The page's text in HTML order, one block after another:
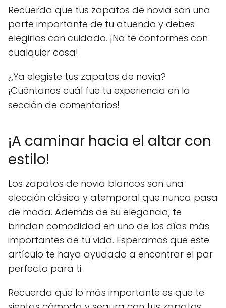
Recuerda que tus zapatos de novia son una
parte importante de tu atuendo y debes
elegirlos con cuidado. ¡No te conformes con
cualquier cosa!
¿Ya elegiste tus zapatos de novia?
¡Cuéntanos cuál fue tu experiencia en la
sección de comentarios!
¡A caminar hacia el altar con
estilo!
Los zapatos de novia blancos son una
elección clásica y atemporal que nunca pasa
de moda. Además de su elegancia, te
brindan comodidad en uno de los días más
importantes de tu vida. Esperamos que este
artículo te haya ayudado a encontrar el par
perfecto para ti.
Recuerda que lo más importante es que te